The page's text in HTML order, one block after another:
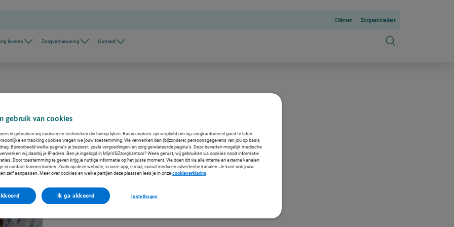
Cliënten Zorgaanbieders
leveren Zorgvernieuwing Contact
RPA in de zorg - van idee tot
gebruik van cookies
gebruiken wij cookies en technieken die hierop lijken. Basis cookies zijn verplicht om vgz-zorgkantoren.nl goed te laten
en tracking cookies vragen we jouw toestemming. We verwerken dan (bijzondere) persoonsgegevens van jou op basis
Bijvoorbeeld welke pagina’s je bezoekt, zoals vergoedingen- en zorg gerelateerde pagina’s. Deze bevatten mogelijk medische
wij daarbij je IP-adres. Ben je ingelogd in MijnVGZzorgkantoor? Wees gerust, wij gebruiken via cookies nooit informatie
Door toestemming te geven krijg je nuttige informatie op het juiste moment. We doen dit via alle interne en externe kanalen
in contact kunnen komen. Zoals op deze website, in onze app, e-mail, social media en advertentie kanalen. Je kunt ook jouw
zelf aanpassen. Meer over cookies en welke partijen deze plaatsen lees je in onzecookieverklaring.
Instellingen
Ik ga akkoord